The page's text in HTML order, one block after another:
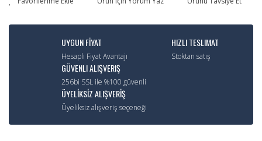
UYGUN FİYAT
Hesaplı Fiyat Avantajı
HIZLI TESLIMAT
Stoktan satış
GÜVENLI ALIŞVERIŞ
256bi SSL ile %100 güvenli
ÜYELİKSİZ ALIŞVERİŞ
Üyeliksiz alışveriş seçeneği